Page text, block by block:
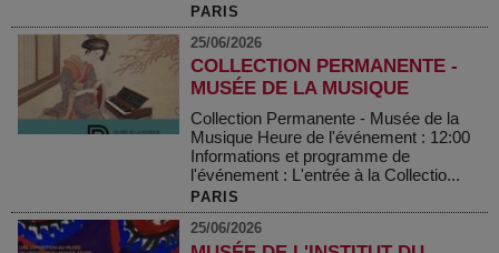
PARIS
25/06/2026
COLLECTION PERMANENTE -
MUSÉE DE LA MUSIQUE
Collection Permanente - Musée de la
Musique Heure de l'événement : 12:00
Informations et programme de
l'événement : L'entrée à la Collectio...
PARIS
25/06/2026